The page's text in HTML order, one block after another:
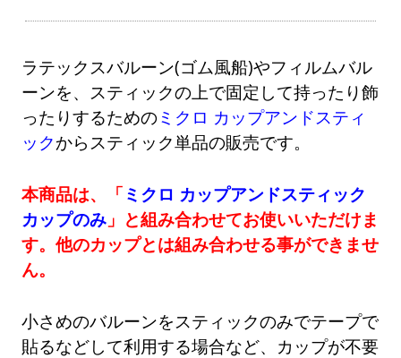
ラテックスバルーン(ゴム風船)やフィルムバル
ーンを、スティックの上で固定して持ったり飾
ったりするためのミクロ カップアンドスティ
ックからスティック単品の販売です。
本商品は、「 ミクロ カップアンドスティック
カップのみ 」と組み合わせてお使いいただけま
す。他のカップとは組み合わせる事ができませ
ん。
小さめのバルーンをスティックのみでテープで
貼るなどして利用する場合など、カップが不要